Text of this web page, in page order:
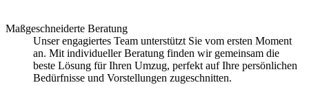
Maßgeschneiderte Beratung
Unser engagiertes Team unterstützt Sie vom ersten Moment
an. Mit individueller Beratung finden wir gemeinsam die
beste Lösung für Ihren Umzug, perfekt auf Ihre persönlichen
Bedürfnisse und Vorstellungen zugeschnitten.